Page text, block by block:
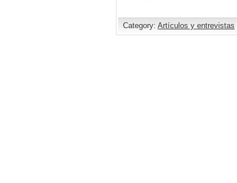
Category: Artículos y entrevistas